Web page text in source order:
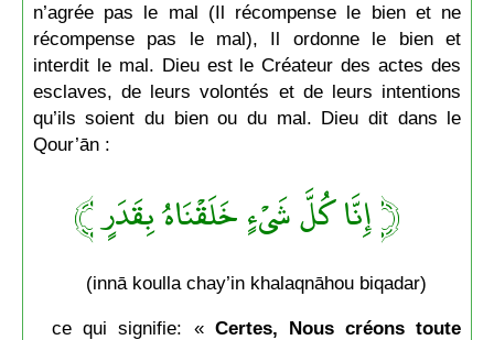
n’agrée pas le mal (Il récompense le bien et ne
récompense pas le mal), Il ordonne le bien et
interdit le mal. Dieu est le Créateur des actes des
esclaves, de leurs volontés et de leurs intentions
qu’ils soient du bien ou du mal. Dieu dit dans le
Qour’ān :
﴿ إِنَّا كُلَّ شَىْءٍ خَلَقْنَاهُ بِقَدَرٍ ﴾
(innā koulla chay’in khalaqnāhou biqadar)
ce qui signifie: «Certes, Nous créons toute